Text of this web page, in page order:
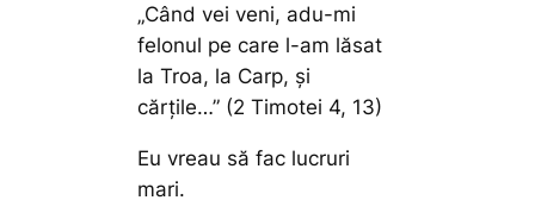
„Când vei veni, adu-mi
felonul pe care l-am lăsat
la Troa, la Carp, și
cărțile…” (2 Timotei 4, 13)
Eu vreau să fac lucruri
mari.